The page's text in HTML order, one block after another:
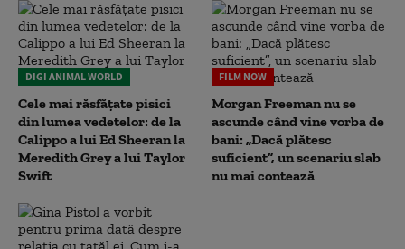
DIGI ANIMAL WORLD
Cele mai răsfățate pisici
din lumea vedetelor: de la
Calippo a lui Ed Sheeran la
Meredith Grey a lui Taylor
Swift
FILM NOW
Morgan Freeman nu se
ascunde când vine vorba de
bani: „Dacă plătesc
suficient”, un scenariu slab
nu mai contează